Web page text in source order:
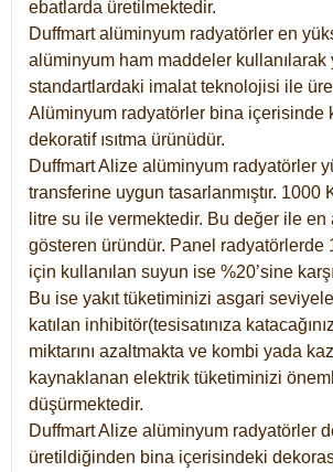
ebatlarda üretilmektedir.
Duffmart alüminyum radyatörler en
alüminyum ham maddeler kullanılarak
standartlardaki imalat teknolojisi ile
Alüminyum radyatörler bina içerisinde
dekoratif ısıtma ürünüdür.
Duffmart Alize alüminyum radyatörler
transferine uygun tasarlanmıştır. 1000
litre su ile vermektedir. Bu değer ile en
gösteren üründür. Panel radyatörlerde
için kullanılan suyun ise %20’sine
Bu ise yakıt tüketiminizi asgari
katılan inhibitör(tesisatınıza
miktarını azaltmakta ve kombi yada
kaynaklanan elektrik tüketiminizi
düşürmektedir.
Duffmart Alize alüminyum radyatörler
üretildiğinden bina içerisindeki